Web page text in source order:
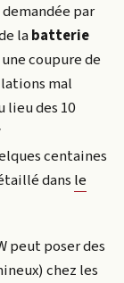
par
labatterie
coupure de
mal
lieu des 10
centaines
dans le
peut poser des
chez les